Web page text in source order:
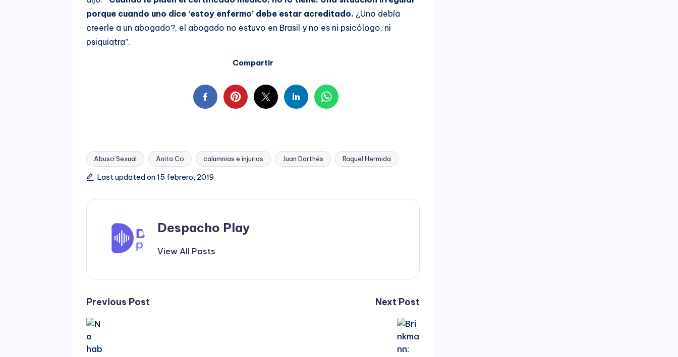
porque cuando uno dice ‘estoy enfermo’ debe estar acreditado. ¿Uno debía
creerle a un abogado?, el abogado no estuvo en Brasil y no es ni psicólogo, ni
psiquiatra”.
Compartir
Tags:
Abuso Sexual Anita Co calumnias e injurias Juan Darthés Raquel Hermida
Last updated on 15 febrero, 2019
Despacho Play
View All Posts
Post
navigation
Previous Post Next Post